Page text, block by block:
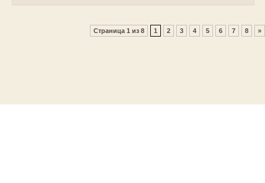
Страница 1 из 8 1 2 3 4 5 6 7 8 »